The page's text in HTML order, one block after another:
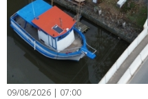
09/08/2026 | 07:00